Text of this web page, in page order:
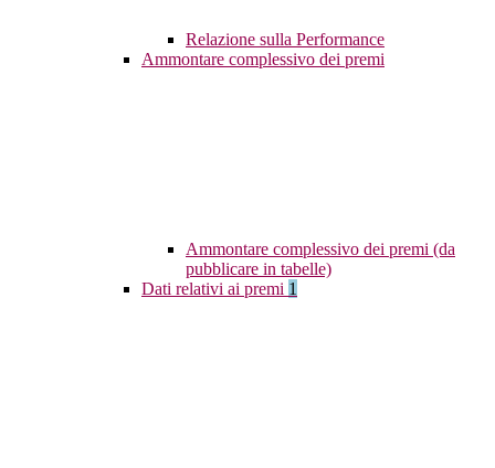
Relazione sulla Performance
Ammontare complessivo dei premi
Ammontare complessivo dei premi (da
pubblicare in tabelle)
Dati relativi ai premi 1